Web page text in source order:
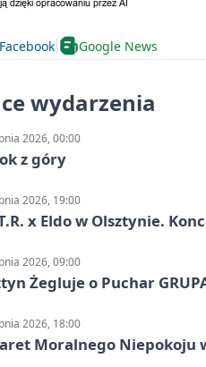
Facebook Google News
wydarzenia
2026, 00:00
z góry
2026, 19:00
x Eldo w Olsztynie.
2026, 09:00
Żegluje o Puchar
2026, 18:00
Moralnego Niepokoju